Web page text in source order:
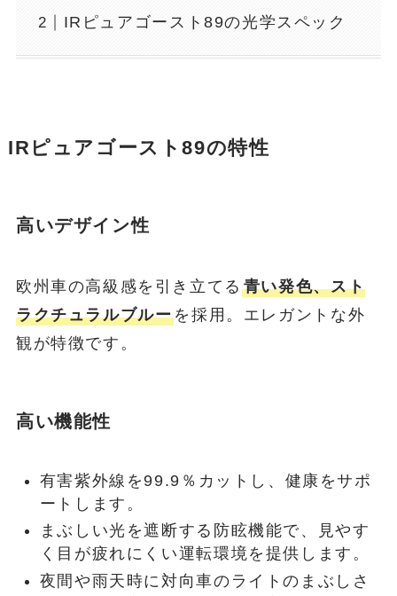
IRピュアゴースト89の光学スペック
IRピュアゴースト89の特性
高いデザイン性
欧州車の高級感を引き立てる 青い発色、スト
ラクチュラルブルーを採用。エレガントな外
観が特徴です。
高い機能性
有害紫外線を99.9％カットし、健康をサポ
ートします。
まぶしい光を遮断する防眩機能で、見やす
く目が疲れにくい運転環境を提供します。
夜間や雨天時に対向車のライトのまぶしさ